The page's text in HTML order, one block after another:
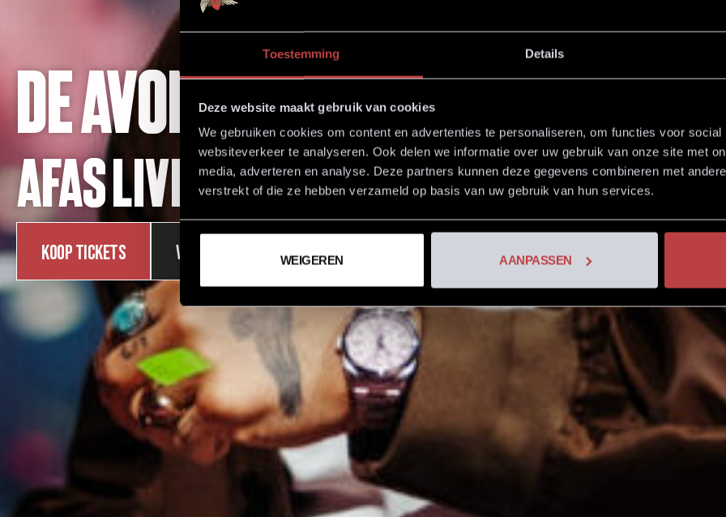
Toestemming Details
Deze website maakt gebruik van cookies
We gebruiken cookies om content en advertenties te personaliseren, om functies voor
websiteverkeer te analyseren. Ook delen we informatie over uw gebruik van onze site met
media, adverteren en analyse. Deze partners kunnen deze gegevens combineren met
verstrekt of die ze hebben verzameld op basis van uw gebruik van hun services.
WEIGEREN AANPASSEN
De avond van je leven
AFAS LIVE 07.11.26
KOOP TICKETS VRIENDENTICKETS